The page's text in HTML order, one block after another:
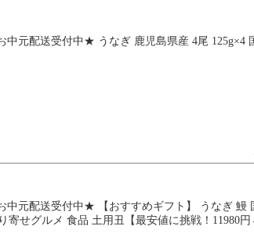
中元配送受付中★ うなぎ 鹿児島県産 4尾 125g×4
中元配送受付中★ 【おすすめギフト】 うなぎ 鰻
寄せグルメ 食品 土用丑【最安値に挑戦！11980円